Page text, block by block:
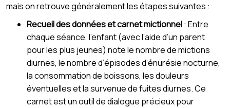
mais on retrouve généralement les étapes suivantes :
Recueil des données et carnet mictionnel: Entre
chaque séance, l’enfant (avec l’aide d’un parent
pour les plus jeunes) note le nombre de mictions
diurnes, le nombre d’épisodes d’énurésie nocturne,
la consommation de boissons, les douleurs
éventuelles et la survenue de fuites diurnes. Ce
carnet est un outil de dialogue précieux pour